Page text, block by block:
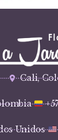
Cali,
Unidos